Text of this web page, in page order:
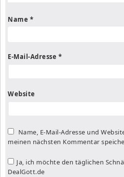
Name *
E-Mail-Adresse *
Website
Name, E-Mail-Adresse und
meinen nächsten Kommentar
Ja, ich möchte den täglichen
DealGott.de